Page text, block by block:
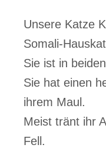
Unsere Katze
Somali-
Sie ist in
Sie hat einen
ihrem Maul.
Meist tränt ihr
Fell.